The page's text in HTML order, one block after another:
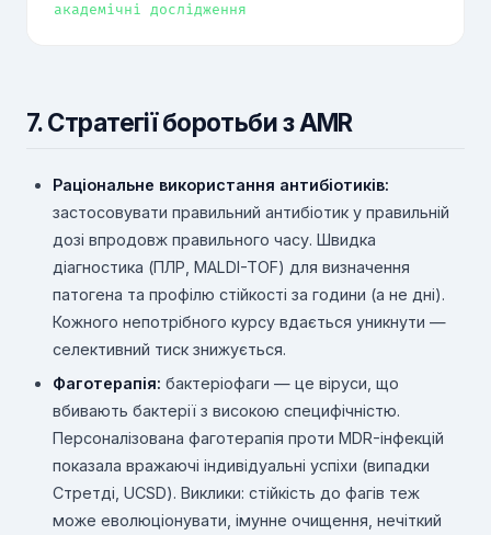
академічні дослідження
7. Стратегії боротьби з AMR
Раціональне використання антибіотиків:
застосовувати правильний антибіотик у правильній
дозі впродовж правильного часу. Швидка
діагностика (ПЛР, MALDI-TOF) для визначення
патогена та профілю стійкості за години (а не дні).
Кожного непотрібного курсу вдається уникнути —
селективний тиск знижується.
Фаготерапія: бактеріофаги — це віруси, що
вбивають бактерії з високою специфічністю.
Персоналізована фаготерапія проти MDR-інфекцій
показала вражаючі індивідуальні успіхи (випадки
Стретді, UCSD). Виклики: стійкість до фагів теж
може еволюціонувати, імунне очищення, нечіткий